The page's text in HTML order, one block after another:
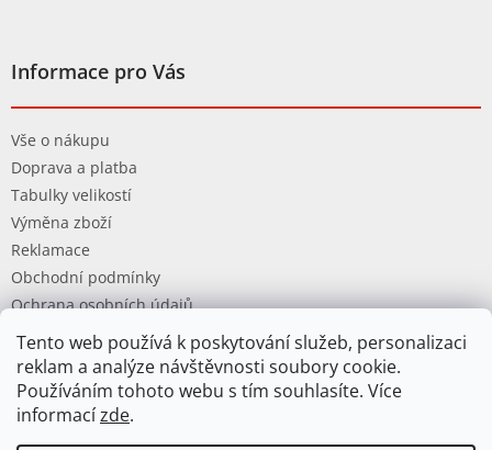
Tento web používá k poskytování služeb, personalizaci
reklam a analýze návštěvnosti soubory cookie.
Používáním tohoto webu s tím souhlasíte. Více
informacízde.
Informace pro Vás
Vše o nákupu
Doprava a platba
Tabulky velikostí
Výměna zboží
Reklamace
Obchodní podmínky
Ochrana osobních údajů